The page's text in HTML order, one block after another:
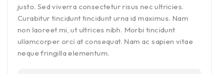
justo. Sed viverra consectetur risus nec ultricies.
Curabitur tincidunt tincidunt urna id maximus. Nam
non laoreet mi, ut ultrices nibh. Morbi tincidunt
ullamcorper orci at consequat. Nam ac sapien vitae
neque fringilla elementum.